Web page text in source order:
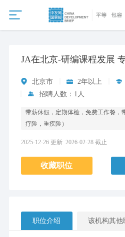
JA在北京-研编课程发展
北京市 2年以上
招聘人数：1人
带薪休假，定期体检，免费工作餐，
疗险，重疾险）
2025-12-26 更新 2026-02-28 截止
收藏职位
职位介绍 该机构其他